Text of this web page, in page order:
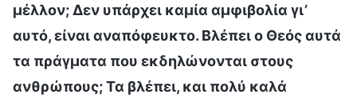
μέλλον; Δεν υπάρχει καμία αμφιβολία γι’
αυτό, είναι αναπόφευκτο. Βλέπει ο Θεός αυτά
τα πράγματα που εκδηλώνονται στους
ανθρώπους; Τα βλέπει, και πολύ καλά